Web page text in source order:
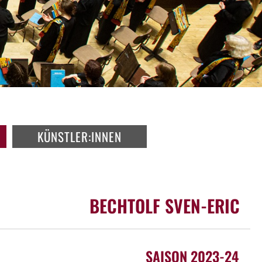
KÜNSTLER:INNEN
BECHTOLF SVEN-ERIC
SAISON 2023-24